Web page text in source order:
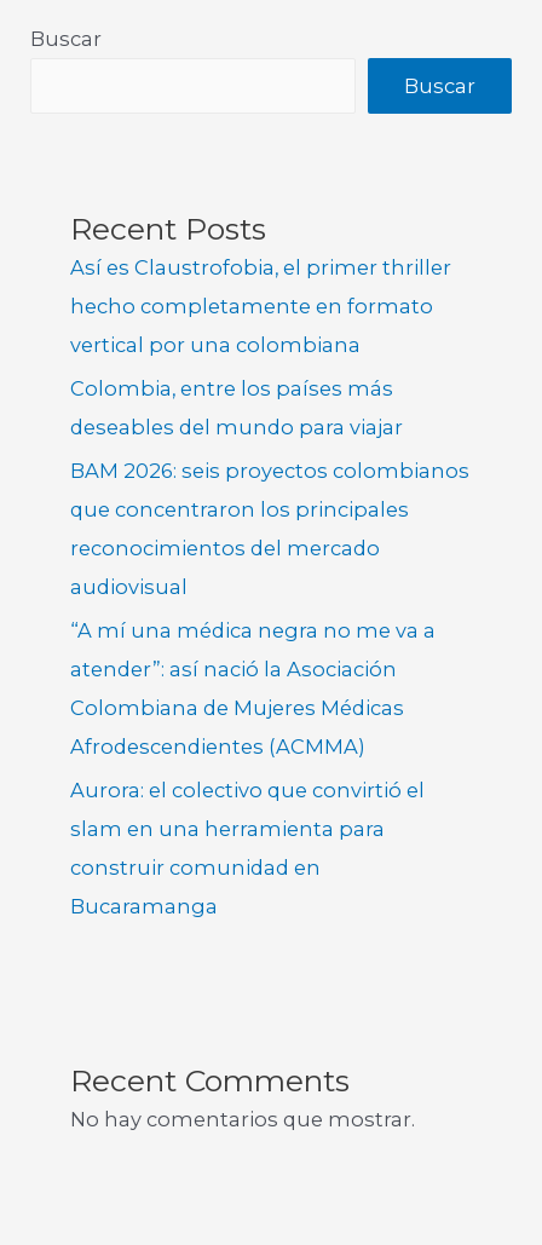
Buscar
Buscar
Recent Posts
Así es Claustrofobia, el primer thriller
hecho completamente en formato
vertical por una colombiana
Colombia, entre los países más
deseables del mundo para viajar
BAM 2026: seis proyectos colombianos
que concentraron los principales
reconocimientos del mercado
audiovisual
“A mí una médica negra no me va a
atender”: así nació la Asociación
Colombiana de Mujeres Médicas
Afrodescendientes (ACMMA)
Aurora: el colectivo que convirtió el
slam en una herramienta para
construir comunidad en
Bucaramanga
Recent Comments
No hay comentarios que mostrar.